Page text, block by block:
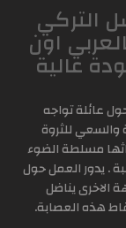
التركي
بالعربي اون
عالية
عائلة تواجه
للثروة
مسلطة الضوء
. يدور العمل حول
الاخرى يناضل
هذه العصابة.